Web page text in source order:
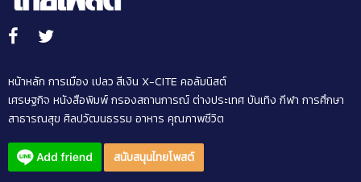
หน้าหลัก การเมือง เปลว สีเงิน X-CITE คอลัมนิสต์
เศรษฐกิจ หนังสือพิมพ์กรองสถานการณ์ต่างประเทศบันเทิง กีฬา การศึกษา
สาธารณสุข ศิลปวัฒนธรรม อาหาร คุณภาพชีวิต
สนับสนุนไทยโพสต์